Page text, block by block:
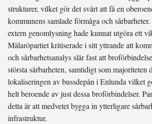
strukturer, vilket gör det svårt att få en
kommunens samlade förmåga och
extern genomlysning hade kunnat utgöra ett
Mälaröpartiet kritiserade i sitt yttrande att
och sårbarhetsanalys slår fast att
största sårbarheten, samtidigt som majoriteten
lokaliseringen av bussdepån i Enlunda vilket
helt beroende av just dessa broförbindelser.
detta är att medvetet bygga in ytterligare
infrastruktur.